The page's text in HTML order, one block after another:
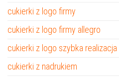
cukierki z logo firmy
cukierki z logo firmy allegro
cukierki z logo szybka realizacja
cukierki z nadrukiem